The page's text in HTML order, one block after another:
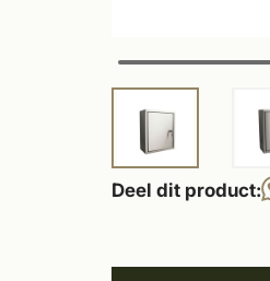
Deel dit product: